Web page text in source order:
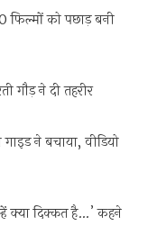
को पछाड़ बनी
गौड़ ने दी तहरीर
ने बचाया, वीडियो
क्या दिक्कत है…’ कहने